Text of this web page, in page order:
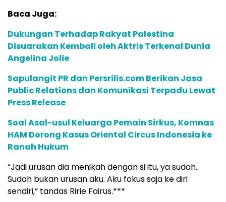
Baca Juga:
Dukungan Terhadap Rakyat Palestina
Disuarakan Kembali oleh Aktris Terkenal Dunia
Angelina Jolie
Sapulangit PR dan Persrilis.com Berikan Jasa
Public Relations dan Komunikasi Terpadu Lewat
Press Release
Soal Asal-usul Keluarga Pemain Sirkus, Komnas
HAM Dorong Kasus Oriental Circus Indonesia ke
Ranah Hukum
“Jadi urusan dia menikah dengan si itu, ya sudah.
Sudah bukan urusan aku. Aku fokus saja ke diri
sendiri,” tandas Ririe Fairus.***